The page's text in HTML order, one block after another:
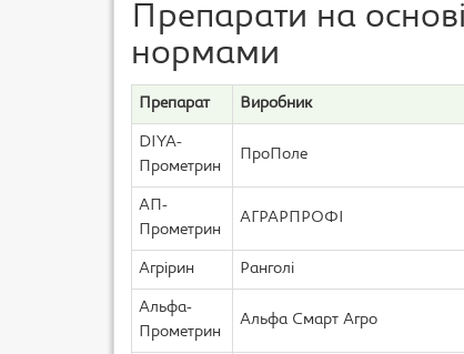
Препарати на
нормами
Препарат Виробник
DIYA-
Прометрин
ПроПоле
АП-
Прометрин
АГРАРПРОФІ
Агрірин Ранголі
Альфа-
Прометрин
Альфа Смарт Агро